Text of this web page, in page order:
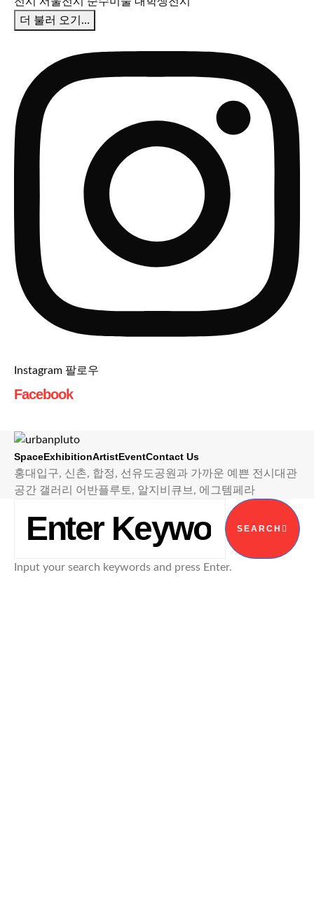
더 불러 오기…
Instagram 팔로우
Facebook
SpaceExhibitionArtistEventContact Us
홍대입구, 신촌, 합정, 선유도공원과 가까운 예쁜 전시대관
공간 갤러리 어반플루토, 알지비큐브, 에그템페라
SEARCH
Input your search keywords and press Enter.